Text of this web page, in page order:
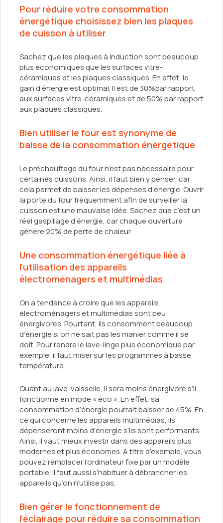
Pour réduire votre consommation
énergétique choisissez bien les plaques
de cuisson à utiliser
Sachez que les plaques à induction sont beaucoup
plus économiques que les surfaces vitre-
céramiques et les plaques classiques. En effet, le
gain d’énergie est optimal. Il est de 30%par rapport
aux surfaces vitre-céramiques et de 50% par rapport
aux plaques classiques.
Bien utiliser le four est synonyme de
baisse de la consommation énergétique
Le préchauffage du four n’est pas nécessaire pour
certaines cuissons. Ainsi, il faut bien y penser, car
cela permet de baisser les dépenses d’énergie. Ouvrir
la porte du four fréquemment afin de surveiller la
cuisson est une mauvaise idée. Sachez que c’est un
réel gaspillage d’énergie, car chaque ouverture
génère 20% de perte de chaleur.
Une consommation énergétique liée à
l’utilisation des appareils
électroménagers et multimédias
On a tendance à croire que les appareils
électroménagers et multimédias sont peu
énergivores. Pourtant, ils consomment beaucoup
d’énergie si on ne sait pas les manier comme il se
doit. Pour rendre le lave-linge plus économique par
exemple, il faut miser sur les programmes à basse
température.
Quant au lave-vaisselle, il sera moins énergivore s’il
fonctionne en mode « éco ». En effet, sa
consommation d’énergie pourrait baisser de 45%. En
ce qui concerne les appareils multimédias, ils
dépenseront moins d’énergie s’ils sont performants.
Ainsi, il vaut mieux investir dans des appareils plus
modernes et plus économes. A titre d’exemple, vous
pouvez remplacer l’ordinateur fixe par un modèle
portable. Il faut aussi s’habituer à débrancher les
appareils qu’on n’utilise pas.
Bien gérer le fonctionnement de
l’éclairage pour réduire sa consommation